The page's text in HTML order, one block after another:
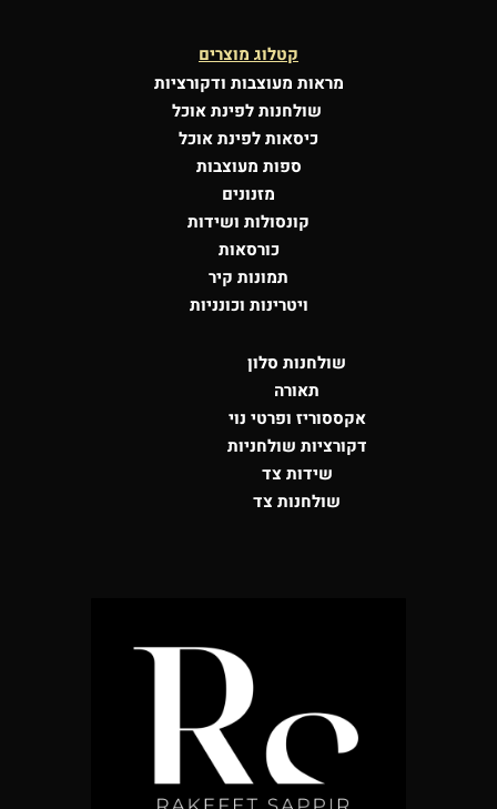
קטלוג מוצרים
מראות מעוצבות ודקורציות
שולחנות לפינת אוכל
כיסאות לפינת אוכל
ספות מעוצבות
מזנונים
קונסולות ושידות
כורסאות
תמונות קיר
ויטרינות וכונניות
שולחנות סלון
תאורה
אקססוריז ופרטי נוי
דקורציות שולחניות
שידות צד
שולחנות צד